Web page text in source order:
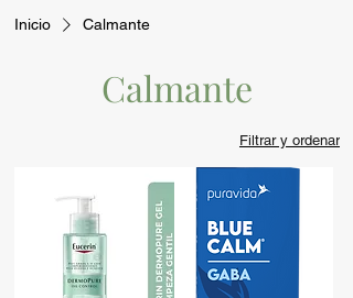
Inicio Calmante
Calmante
Filtrar y ordenar